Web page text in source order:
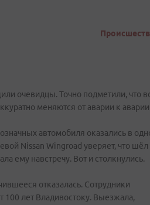
очевидцы. Точно подметили, что
меняются от аварии к аварии.
автомобиля оказались в
Nissan Wingroad уверяет, что шёл
ему навстречу. Вот и столкнулись.
отказалась. Сотрудники
100 лет Владивостоку. Выезжала,